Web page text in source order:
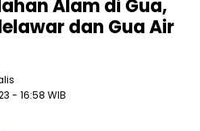
Alam di Gua,
dan Gua Air
- 16:58 WIB